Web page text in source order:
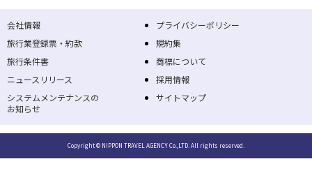
会社情報
プライバシーポリシー
旅行業登録票・約款
規約集
旅行条件書
商標について
ニュースリリース
採用情報
システムメンテナンスの
お知らせ
サイトマップ
Copyright © NIPPON TRAVEL AGENCY Co.,LTD. All rights reserved.